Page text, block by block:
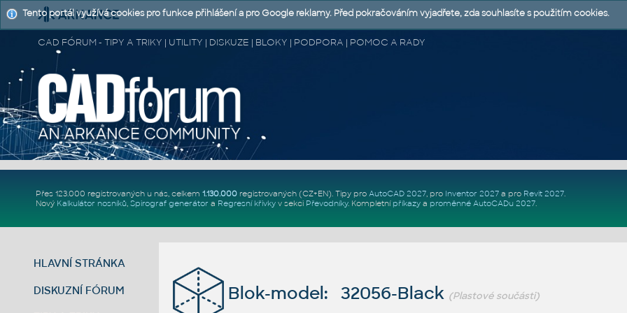
CAD FÓRUM - TIPY A TRIKY | UTILITY | DISKUZE | BLOKY | PODPORA | POMOC A RADY
Přes 123.000 registrovaných u nás, celkem 1.130.000registrovaných (CZ+EN). Tipy pro AutoCAD 2027, pro Inventor 2027a pro Revit 2027.
Nový Kalkulátor nosníků, Spirograf generátor a Regresní křivkyv sekci Převodníky. Kompletní příkazya proměnné AutoCADu 2027.
HLAVNÍ STRÁNKA
DISKUZNÍ FÓRUM Blok-model: 32056-Black (Plastové součásti)
Tento portál využívá cookies pro funkce přihlášení a pro Google reklamy. Před pokračováním vyjadřete, zda souhlasíte s použitím cookies.